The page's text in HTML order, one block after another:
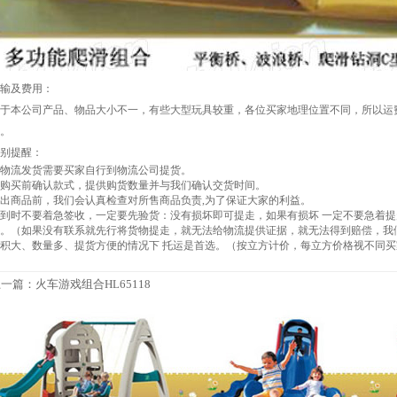
及费用：
本公司产品、物品大小不一，有些大型玩具较重，各位买家地理位置不同，所以
提醒：
流发货需要买家自行到物流公司提货。
买前确认款式，提供购货数量并与我们确认交货时间。
商品前，我们会认真检查对所售商品负责,为了保证大家的利益。
时不要着急签收，一定要先验货：没有损坏即可提走，如果有损坏 一定不要急着
（如果没有联系就先行将货物提走，就无法给物流提供证据，就无法得到赔偿，
大、数量多、提货方便的情况下 托运是首选。（按立方计价，每立方价格视不同
篇： 火车游戏组合HL65118